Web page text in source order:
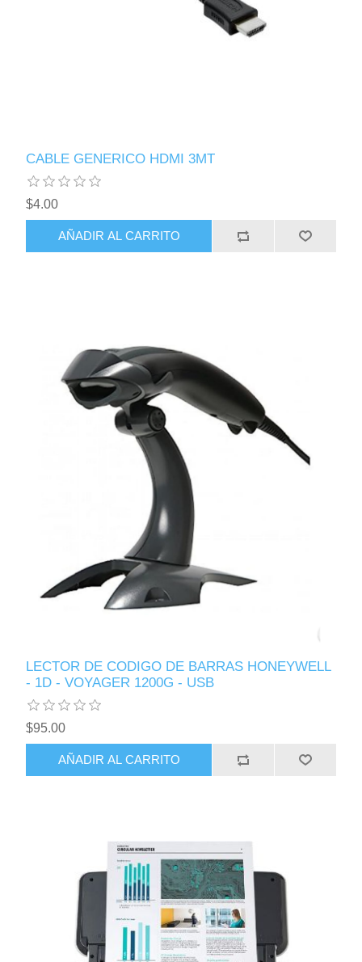
CABLE GENERICO HDMI 3MT
$4.00
AÑADIR AL CARRITO
LECTOR DE CODIGO DE BARRAS HONEYWELL
- 1D - VOYAGER 1200G - USB
$95.00
AÑADIR AL CARRITO